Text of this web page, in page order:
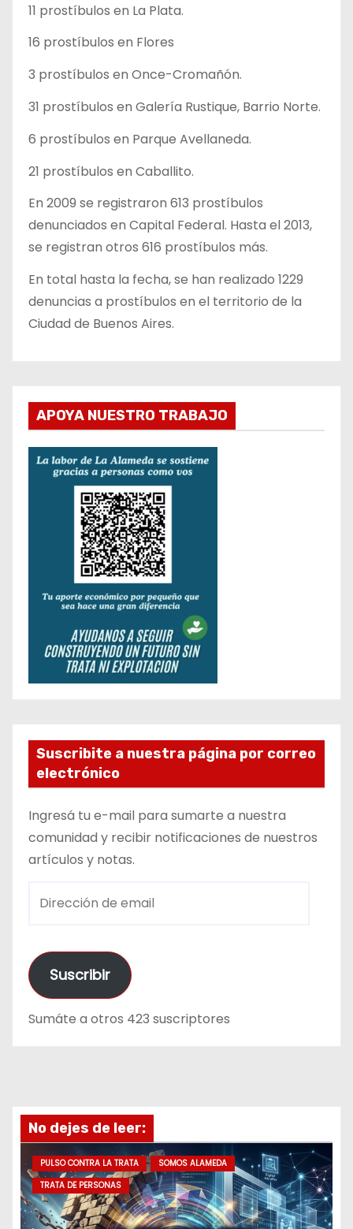
11 prostíbulos en La Plata.
16 prostíbulos en Flores
3 prostíbulos en Once-Cromañón.
31 prostíbulos en Galería Rustique, Barrio Norte.
6 prostíbulos en Parque Avellaneda.
21 prostíbulos en Caballito.
En 2009 se registraron 613 prostíbulos
denunciados en Capital Federal. Hasta el 2013,
se registran otros 616 prostíbulos más.
En total hasta la fecha, se han realizado 1229
denuncias a prostíbulos en el territorio de la
Ciudad de Buenos Aires.
APOYA NUESTRO TRABAJO
Suscribite a nuestra página por correo
electrónico
Ingresá tu e-mail para sumarte a nuestra
comunidad y recibir notificaciones de nuestros
artículos y notas.
e
c
i
e
e
m
a
i
Suscribir
Sumáte a otros 423 suscriptores
No dejes de leer:
PULSO CONTRA LA TRATA
SOMOS ALAMEDA
TRATA DE PERSONAS